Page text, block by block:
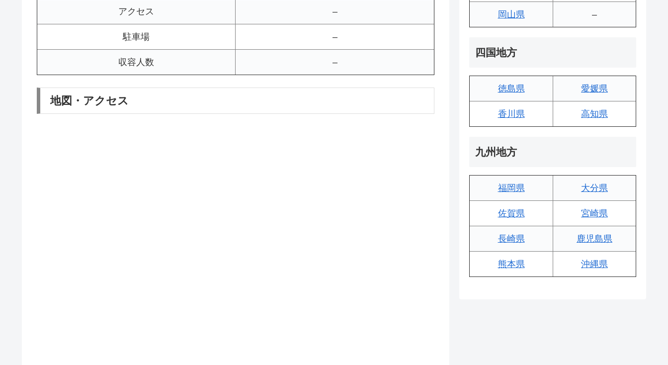
アクセス –
駐車場 –
収容人数 –
地図・アクセス
岡山県 –
四国地方
徳島県 愛媛県
香川県 高知県
九州地方
福岡県 大分県
佐賀県 宮崎県
長崎県 鹿児島県
熊本県 沖縄県